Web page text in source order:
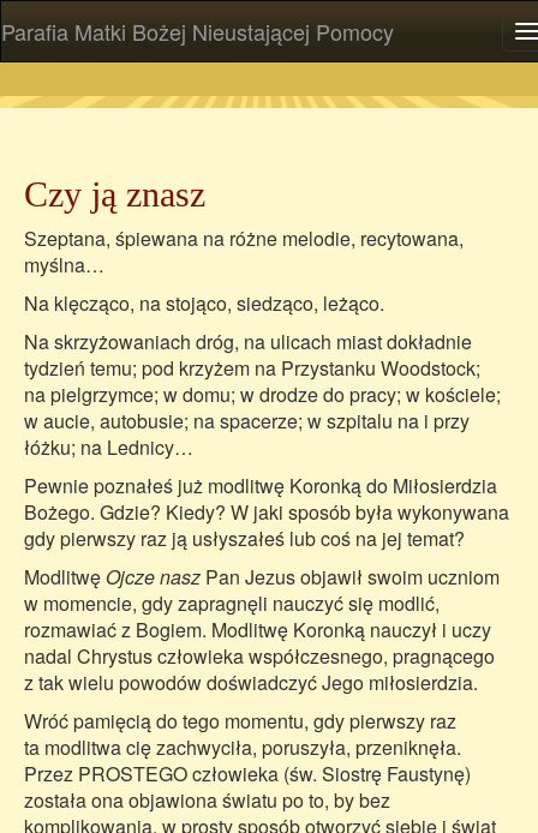
Parafia Matki Bożej Nieustającej Pomocy
Czy ją znasz
Szeptana, śpiewana na różne melodie, recytowana,
myślna…
Na klęcząco, na stojąco, siedząco, leżąco.
Na skrzyżowaniach dróg, na ulicach miast dokładnie
tydzień temu; pod krzyżem na Przystanku Woodstock;
na pielgrzymce; w domu; w drodze do pracy; w kościele;
w aucie, autobusie; na spacerze; w szpitalu na i przy
łóżku; na Lednicy…
Pewnie poznałeś już modlitwę Koronką do Miłosierdzia
Bożego. Gdzie? Kiedy? W jaki sposób była wykonywana
gdy pierwszy raz ją usłyszałeś lub coś na jej temat?
Modlitwę Ojcze nasz Pan Jezus objawił swoim uczniom
w momencie, gdy zapragnęli nauczyć się modlić,
rozmawiać z Bogiem. Modlitwę Koronką nauczył i uczy
nadal Chrystus człowieka współczesnego, pragnącego
z tak wielu powodów doświadczyć Jego miłosierdzia.
Wróć pamięcią do tego momentu, gdy pierwszy raz
ta modlitwa cię zachwyciła, poruszyła, przeniknęła.
Przez PROSTEGO człowieka (św. Siostrę Faustynę)
została ona objawiona światu po to, by bez
komplikowania, w prosty sposób otworzyć siebie i świat